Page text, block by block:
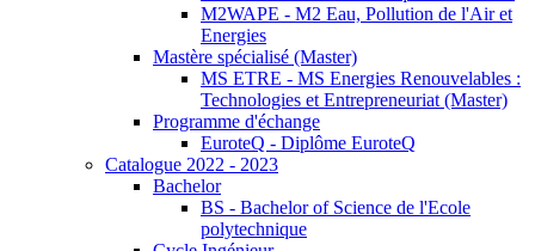
M2WAPE - M2 Eau, Pollution de l'Air et
Energies
Mastère spécialisé (Master)
MS ETRE - MS Energies Renouvelables :
Technologies et Entrepreneuriat (Master)
Programme d'échange
EuroteQ - Diplôme EuroteQ
Catalogue 2022 - 2023
Bachelor
BS - Bachelor of Science de l'Ecole
polytechnique